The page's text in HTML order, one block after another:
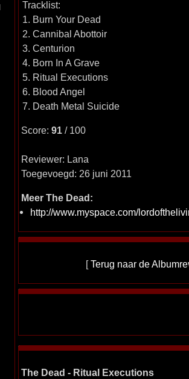
Tracklist:
1. Burn Your Dead
2. Cannibal Abottoir
3. Centurion
4. Born In A Grave
5. Ritual Executions
6. Blood Angel
7. Death Metal Suicide
Score: 91/ 100
Reviewer: Lana
Toegevoegd: 26 juni 2011
Meer The Dead:
http://www.myspace.com/
[Terug naar de
The Dead - Ritual Executions